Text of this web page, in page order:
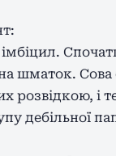
шматок. Сова
розвідкою, і
дебільної